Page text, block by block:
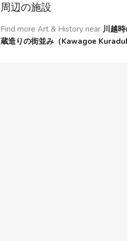
周辺の施設
Find more Art & History near 川越
蔵造りの街並み（Kawagoe